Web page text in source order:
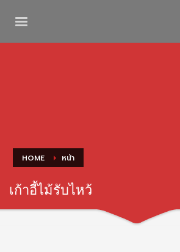
HOME หน้า
เก้าอี้ไม้รับไหว้